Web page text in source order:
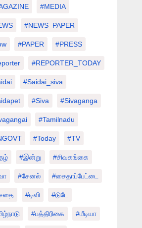
#MEDIA
#NEWS_PAPER
#PAPER #PRESS
#REPORTER_TODAY
#saidai_siva
#Siva #Sivaganga
#tamilnadu
#today #TV
#இன்று #சிவகங்கை
#சேனல் #சைதாப்பேட்டை
#டிவி #டுடே
#பத்திரிகை #மீடியா